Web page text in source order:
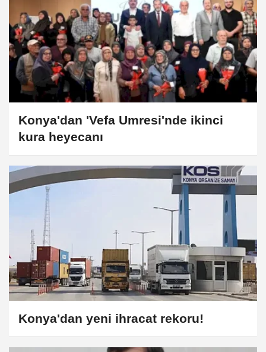
Konya'dan 'Vefa Umresi'nde ikinci
kura heyecanı
Konya'dan yeni ihracat rekoru!